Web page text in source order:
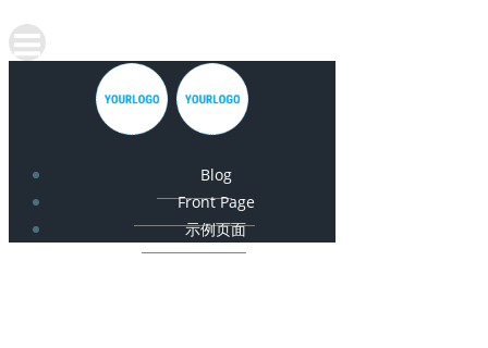
Blog
Front Page
示例页面